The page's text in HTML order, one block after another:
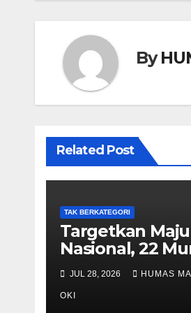
By
Related Post
TAK BERKATEGORI
Targetkan Maju
Nasional, 22
MAN IC OKI
OSN Provinsi
JUL 28, 2026 HUMAS
OKI